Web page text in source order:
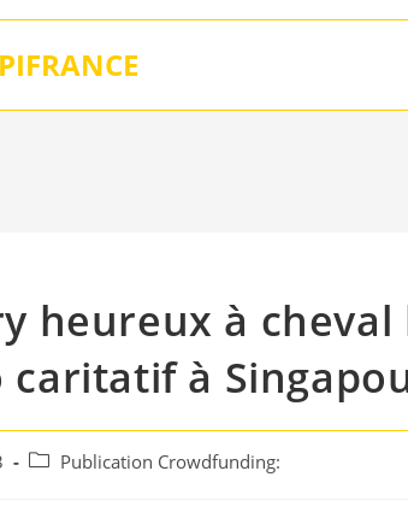
heureux à cheval
caritatif à
Post Publication Crowdfunding: